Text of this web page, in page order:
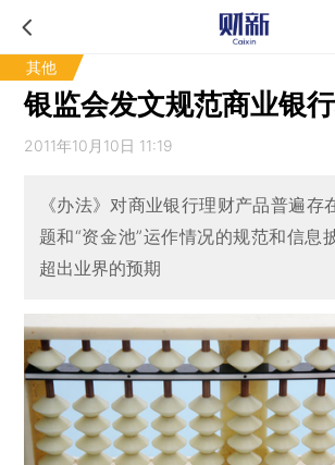
其他
银监会发文规范商业银
2011年10月10日 11:19
《办法》对商业银行理财产品普遍存
题和“资金池”运作情况的规范和信息
超出业界的预期